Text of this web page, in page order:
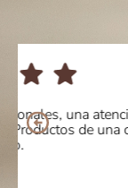
Compré unos
Encantada